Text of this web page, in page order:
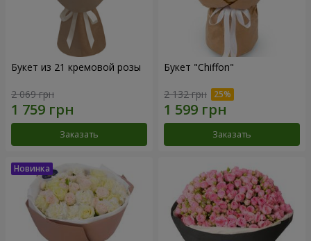
Букет из 21 кремовой розы
2 069 грн
Заказать
Букет "Chiffon"
2 132 грн
Заказать